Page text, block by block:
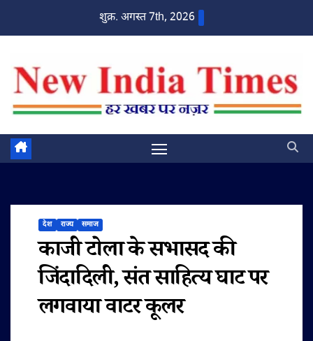
शुक्र. अगस्त 7th, 2026
देश राज्य समाज
काजी टोला के सभासद की
जिंदादिली, संत साहित्य घाट पर
लगवाया वाटर कूलर